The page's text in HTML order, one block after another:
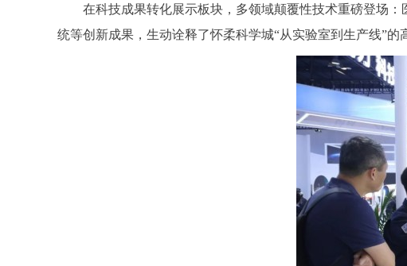
在科技成果转化展示板块，多领域颠覆性技术重磅登场：
统等创新成果，生动诠释了怀柔科学城“从实验室到生产线”的